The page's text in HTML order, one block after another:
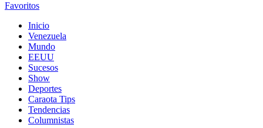
Favoritos
Inicio
Venezuela
Mundo
EEUU
Sucesos
Show
Deportes
Caraota Tips
Tendencias
Columnistas